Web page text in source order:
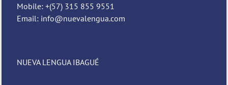
Mobile: +(57) 315 855 9551
Email: info@nuevalengua.com
NUEVA LENGUA IBAGUÉ